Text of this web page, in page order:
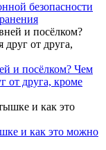
безопасности
и посёлком? Чем
от друга, кроме
и как это можно